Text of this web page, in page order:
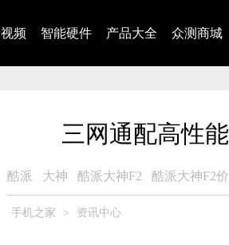
视频 智能硬件 产品大全 众测商城
三网通配高性
酷派 大神 酷派大神F2 酷派大神F2
手机之家 > 资讯中心